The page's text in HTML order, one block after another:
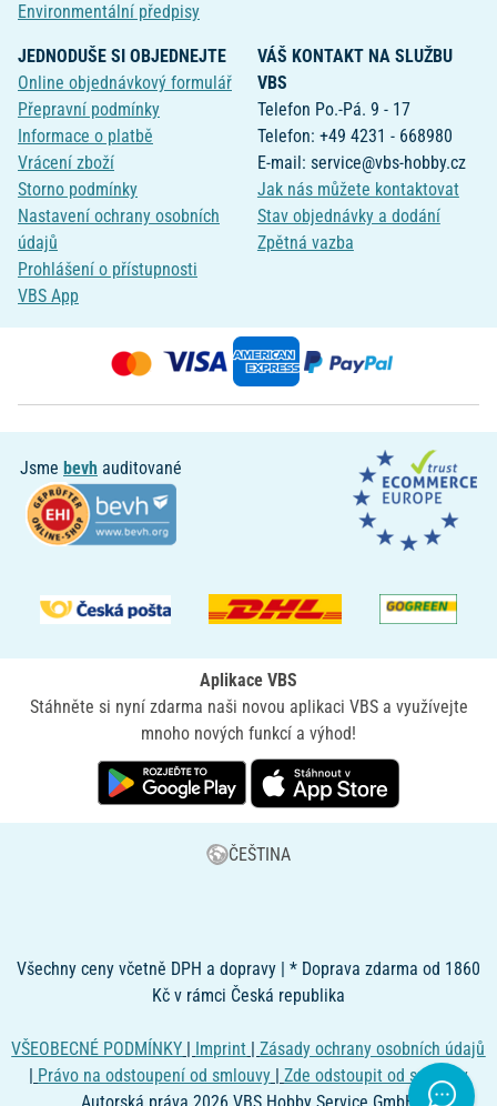
Environmentální předpisy
JEDNODUŠE SI OBJEDNEJTE
Online objednávkový formulář
Přepravní podmínky
Informace o platbě
Vrácení zboží
Storno podmínky
Nastavení ochrany osobních
údajů
Prohlášení o přístupnosti
VBS App
VÁŠ KONTAKT NA SLUŽBU
VBS
Telefon Po.-Pá. 9 - 17
Telefon: +49 4231 - 668980
E-mail: service@vbs-hobby.cz
Jak nás můžete kontaktovat
Stav objednávky a dodání
Zpětná vazba
Jsme bevh auditované
Aplikace VBS
Stáhněte si nyní zdarma naši novou aplikaci VBS a využívejte
mnoho nových funkcí a výhod!
ČEŠTINA
Všechny ceny včetně DPH a dopravy | * Doprava zdarma od 1860
Kč v rámci Česká republika
VŠEOBECNÉ PODMÍNKY | Imprint |Zásady ochrany osobních údajů
| Právo na odstoupení od smlouvy| Zde odstoupit od smlouvy